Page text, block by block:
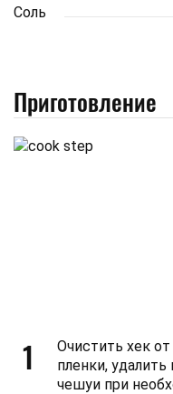
Соль
Приготовление
1
Очистить хек
пленки,
чешуи при